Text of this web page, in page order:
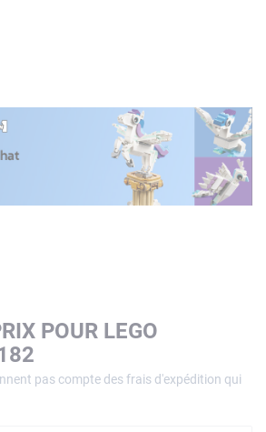
POUR LEGO
pas compte des frais d'expédition qui